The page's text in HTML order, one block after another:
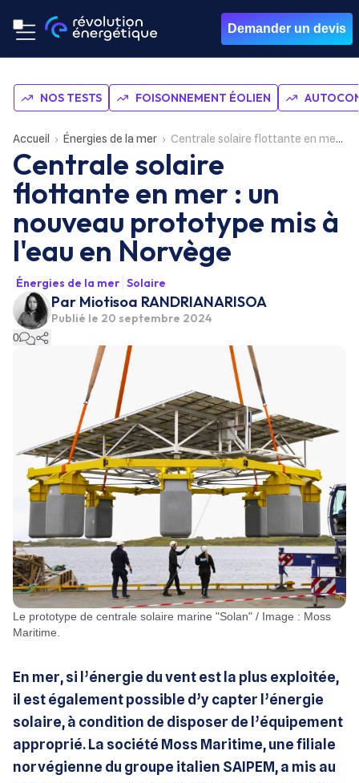
Demander un devis
NOS TESTS FOISONNEMENT ÉOLIEN
Accueil Énergies de la mer Centrale solaire flottante en mer : un nouveau prototype mis à l'eau en Norvège
Centrale solaire
flottante en mer : un
nouveau prototype mis à
l'eau en Norvège
Énergies de la mer Solaire
Par Miotisoa RANDRIANARISOA
Publié le 20 septembre 2024
0
Le prototype de centrale solaire marine "Solan" / Image : Moss
Maritime.
En mer, si l’énergie du vent est la plus exploitée,
il est également possible d’y capter l’énergie
solaire, à condition de disposer de l’équipement
approprié. La société Moss Maritime, une filiale
norvégienne du groupe italien SAIPEM, a mis au